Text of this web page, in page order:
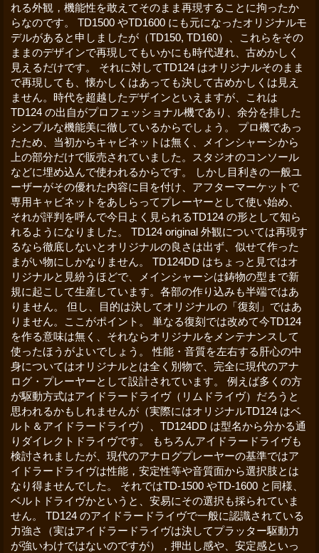
れる外観，機能性を敢えてそのまま再現することに拘ったか
らなのです。 TD1500 やTD1600 にも元になったオリジナルモ
デルがあると申しましたが（TD150, TD160）、これらをその
ままのデザインで再現してもいかにも時代遅れ、古めかしく
見えるだけです。 それに対してTD124 はオリジナルそのまま
で再現しても、懐かしくはあっても決して古めかしくは見え
ません。時代を超越したデザインといえますが、これは
TD124 の出自がプロフェッショナル機であり、余分を排した
シンプルな機能美に徹しているからでしょう。 プロ機であっ
たため、当初からキャビネットは無く、メインシャーシから
上の部分だけで販売されていました。スタジオのコンソール
などに埋め込んで使われるからです。 しかし目利きの一般ユ
ーザーがその優れた内容に目を付け、アフターマーケットで
専用キャビネットをあしらってプレーヤーとして使い始め、
それが評判を呼んで今日よく見られるTD124 の形として知ら
れるようになりました。 TD124 original 外観については再現す
るなら徹底しないとオリジナルの良さは出ず、似せて作った
まがい物にしかなりません。 TD124DD はちょっと見ではオ
リジナルと見紛うほどで、メインシャーシは鋳物の型まで新
規に起こして生産しています。各部の作り込みも半端ではあ
りません。 但し、目的は決してオリジナルの「復刻」ではあ
りません。ここがポイント。 単なる復刻では改めて今TD124
を作る意味は無く、それならオリジナルをメンテナンスして
使ったほうがよいでしょう。 性能・音質を左右する肝心の中
身についてはオリジナルとは全く別物で、完全に現代のアナ
ログ・プレーヤーとして設計されています。 例えば多くの方
が駆動方式はアイドラードライヴ（リムドライヴ）だろうと
思われるかもしれませんが（実際にはオリジナルTD124 はベ
ルト＆アイドラードライヴ）、TD124DD は型名から分かる通
りダイレクトドライヴです。 もちろんアイドラードライヴも
検討されましたが、現代のアナログプレーヤーの基準ではア
イドラードライヴは性能，安定性等や音質面から選択肢とは
なり得ませんでした。 それではTD-1500 やTD-1600 と同様、
ベルトドライヴかというと、安易にその選択も採られていま
せん。 TD124 のアイドラードライヴで一般に認識されている
力強さ（実はアイドラードライヴは決してプラッター駆動力
が強いわけではないのですが），押出し感や、安定感といっ